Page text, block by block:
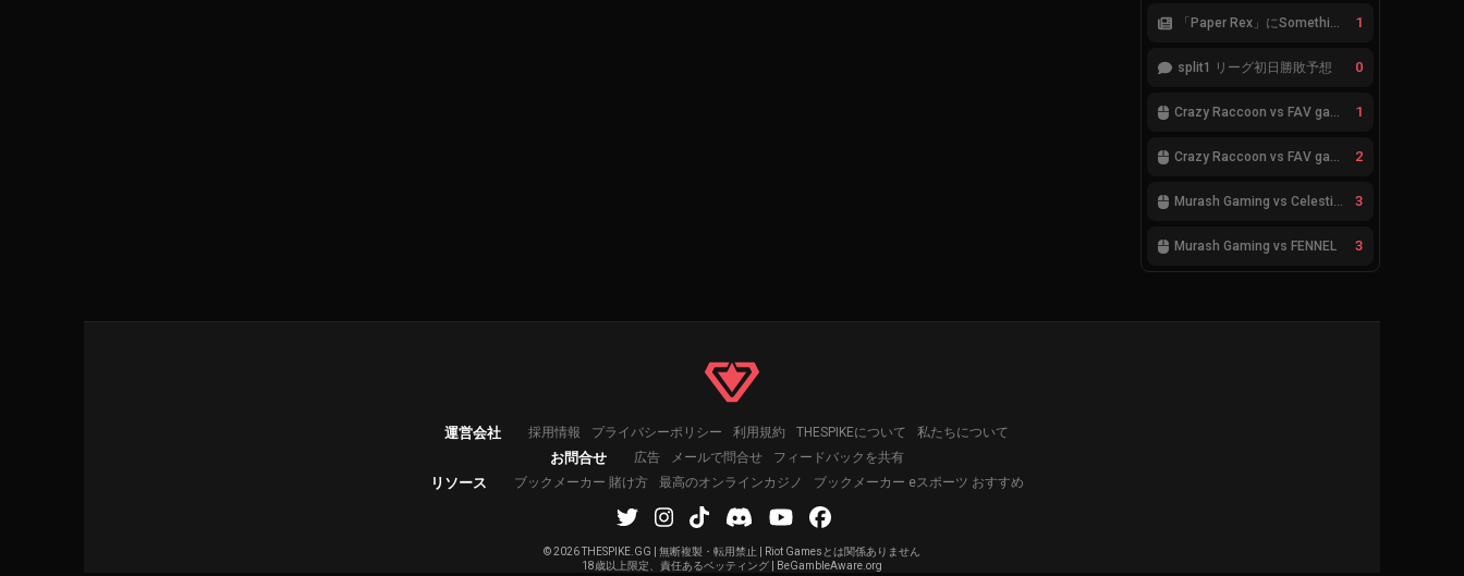
「Paper Rex」にSomethingが加入 1
split1 リーグ初日勝敗予想 0
Crazy Raccoon vs FAV gaming 1
Crazy Raccoon vs FAV gaming 2
Murash Gaming vs Celestials 3
Murash Gaming vs FENNEL 3
運営会社 採用情報 プライバシーポリシー 利用規約 THESPIKEについて 私たちについて
お問合せ 広告 メールで問合せ フィードバックを共有
リソース ブックメーカー 賭け方 最高のオンラインカジノ ブックメーカー eスポーツ おすすめ
©2026 THESPIKE.GG | 無断複製・転用禁止 | Riot Gamesとは関係ありません
18歳以上限定、責任あるベッティング | BeGambleAware.org